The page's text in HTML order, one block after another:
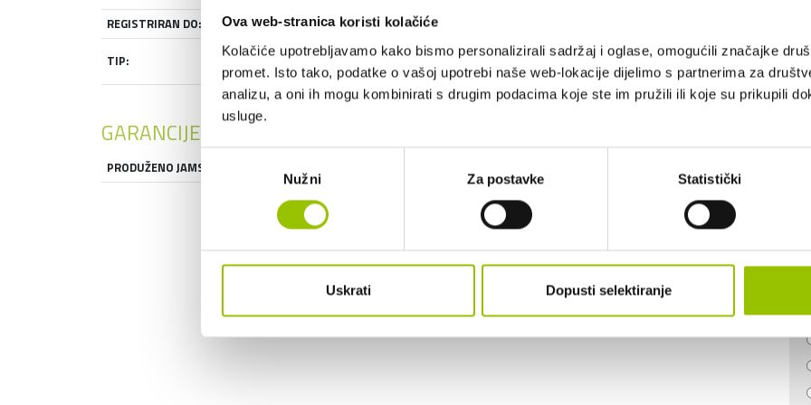
Ova web-stranica koristi kolačiće
Kolačiće upotrebljavamo kako bismo personalizirali sadržaj i oglase, omogućili značajke
promet. Isto tako, podatke o vašoj upotrebi naše web-lokacije dijelimo s partnerima za
analizu, a oni ih mogu kombinirati s drugim podacima koje ste im pružili ili koje su prikupili
usluge.
pristanka
Nužni Za postavke Statistički
Uskrati Dopusti selektiranje
REGISTRIRAN DO:
22.05.2027
TIP:
TERENSKO VOZILO
- SUV
BROJ SJEDALA:
GARANCIJE
PRODUŽENO JAMSTVO: